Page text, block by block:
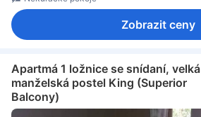
Zobrazit ceny
Apartmá 1 ložnice se snídaní, velká
manželská postel King (Superior
Balcony)